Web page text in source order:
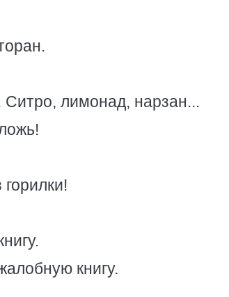
лимонад, нарзан...
книгу.